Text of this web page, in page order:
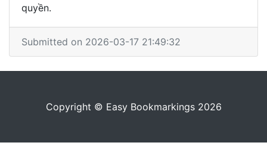
quyền.
Submitted on 2026-03-17 21:49:32
Copyright © Easy Bookmarkings 2026